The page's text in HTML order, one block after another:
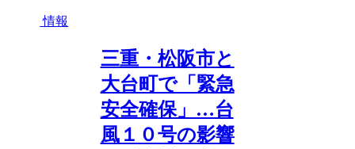
情報
三重・松阪市と
大台町で「緊急
安全確保」…台
風１０号の影響